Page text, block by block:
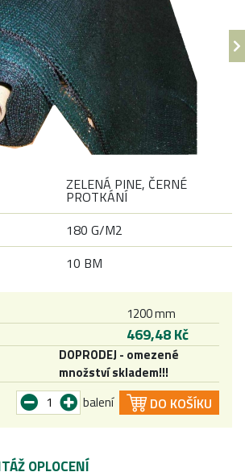
ZELENÁ PINE, ČERNÉ
PROTKÁNÍ
180 G/M2
10 BM
1200 mm
469,48 Kč
DOPRODEJ - omezené
množství skladem!!!
balení
DO KOŠÍKU
OPLOCENÍ